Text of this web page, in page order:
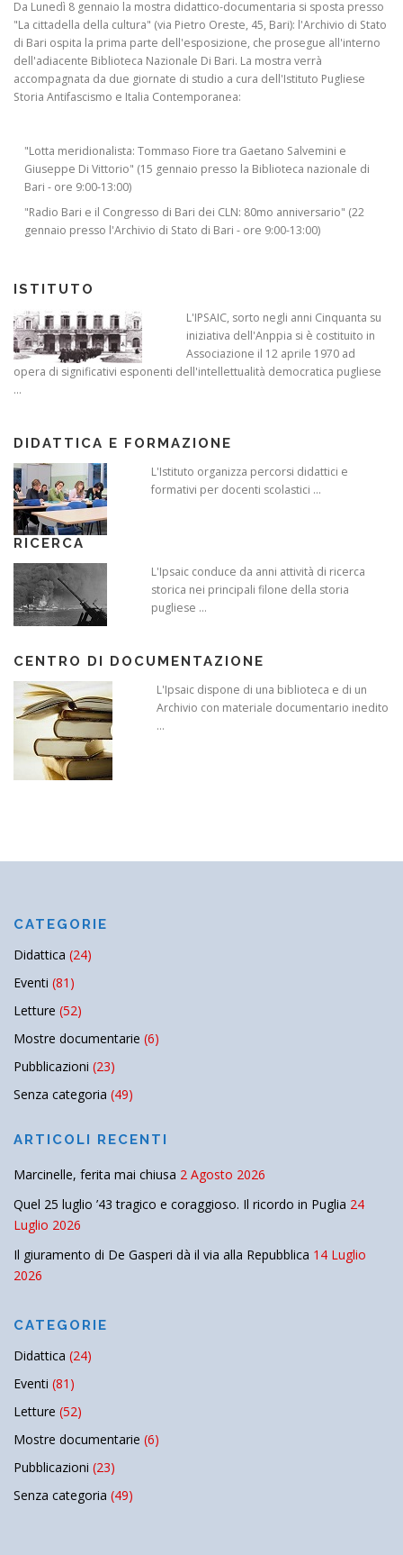
Da Lunedì 8 gennaio la mostra didattico-documentaria si sposta presso
"La cittadella della cultura" (via Pietro Oreste, 45, Bari): l'Archivio di Stato
di Bari ospita la prima parte dell'esposizione, che prosegue all'interno
dell'adiacente Biblioteca Nazionale Di Bari. La mostra verrà
accompagnata da due giornate di studio a cura dell'Istituto Pugliese
Storia Antifascismo e Italia Contemporanea:
"Lotta meridionalista: Tommaso Fiore tra Gaetano Salvemini e
Giuseppe Di Vittorio" (15 gennaio presso la Biblioteca nazionale di
Bari - ore 9:00-13:00)
"Radio Bari e il Congresso di Bari dei CLN: 80mo anniversario" (22
gennaio presso l'Archivio di Stato di Bari - ore 9:00-13:00)
ISTITUTO
L'IPSAIC, sorto negli anni Cinquanta su
iniziativa dell'Anppia si è costituito in
Associazione il 12 aprile 1970 ad
opera di significativi esponenti dell'intellettualità democratica pugliese
...
DIDATTICA E FORMAZIONE
L'Istituto organizza percorsi didattici e
formativi per docenti scolastici ...
RICERCA
L'Ipsaic conduce da anni attività di ricerca
storica nei principali filone della storia
pugliese ...
CENTRO DI DOCUMENTAZIONE
L'Ipsaic dispone di una biblioteca e di un
Archivio con materiale documentario inedito
...
CATEGORIE
Didattica (24)
Eventi (81)
Letture (52)
Mostre documentarie (6)
Pubblicazioni (23)
Senza categoria (49)
ARTICOLI RECENTI
Marcinelle, ferita mai chiusa 2 Agosto 2026
Quel 25 luglio ’43 tragico e coraggioso. Il ricordo in Puglia 24
Luglio 2026
Il giuramento di De Gasperi dà il via alla Repubblica 14 Luglio
2026
CATEGORIE
Didattica (24)
Eventi (81)
Letture (52)
Mostre documentarie (6)
Pubblicazioni (23)
Senza categoria (49)